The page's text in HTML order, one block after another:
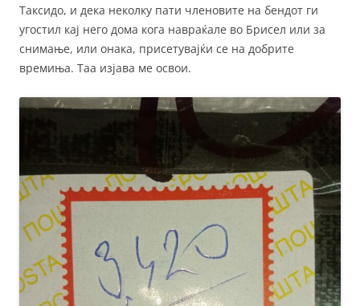
Таксидо, и дека неколку пати членовите на бендот ги
угостил кај него дома кога навраќале во Брисел или за
снимање, или онака, присетувајќи се на добрите
времиња. Таа изјава ме освои.